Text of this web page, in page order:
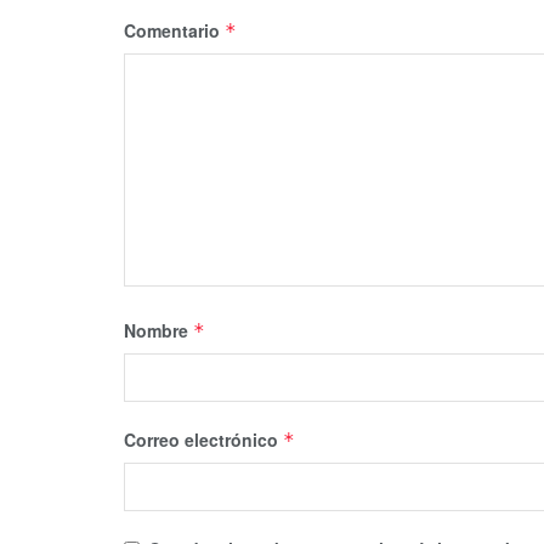
Comentario *
Nombre *
Correo electrónico *